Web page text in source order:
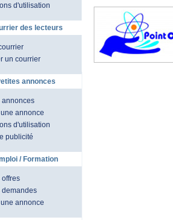
d'utilisation
des lecteurs
un courrier
annonces
annonces
annonce
d'utilisation
publicité
/ Formation
offres
demandes
annonce